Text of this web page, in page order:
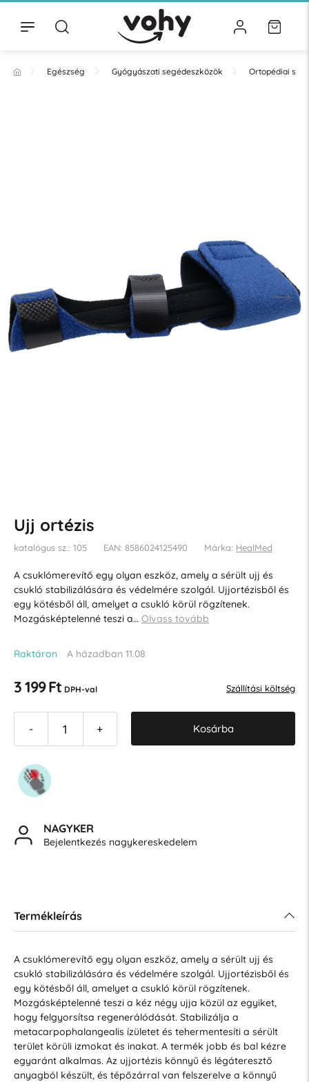
Egészség Gyógyászati segédeszközök Ortopédiai
Ujj ortézis
katalógus sz.: 105 EAN: 8586024125490 Márka: HealMed
A csuklómerevítő egy olyan eszköz, amely a sérült ujj és
csukló stabilizálására és védelmére szolgál. Ujjortézisből és
egy kötésből áll, amelyet a csukló körül rögzítenek.
Mozgásképtelenné teszi a… Olvass tovább
Raktáron A házadban 11.08
3 199 Ft DPH-val Szállítási költség
- + Kosárba
NAGYKER
Bejelentkezés nagykereskedelem
Termékleírás
A csuklómerevítő egy olyan eszköz, amely a sérült ujj és
csukló stabilizálására és védelmére szolgál. Ujjortézisből és
egy kötésből áll, amelyet a csukló körül rögzítenek.
Mozgásképtelenné teszi a kéz négy ujja közül az egyiket,
hogy felgyorsítsa regenerálódását. Stabilizálja a
metacarpophalangealis ízületet és tehermentesíti a sérült
terület körüli izmokat és inakat. A termék jobb és bal kézre
egyaránt alkalmas. Az ujjortézis könnyű és légáteresztő
anyagból készült, és tépőzárral van felszerelve a könnyű